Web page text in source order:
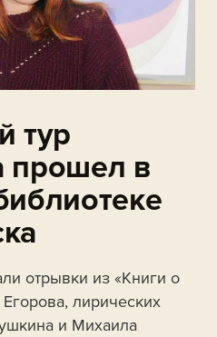
тур
прошел в
отрывки из «Книги о
лирических
и Михаила